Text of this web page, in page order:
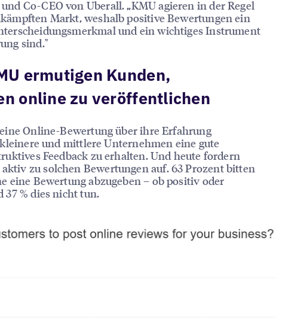
Co-CEO von Uberall. „KMU agieren in der Regel
Markt, weshalb positive Bewertungen ein
und ein wichtiges Instrument
sind."
ermutigen Kunden,
online zu veröffentlichen
Online-Bewertung über ihre Erfahrung
und mittlere Unternehmen eine gute
Feedback zu erhalten. Und heute fordern
zu solchen Bewertungen auf. 63 Prozent bitten
eine Bewertung abzugeben – ob positiv oder
37 % dies nicht tun.